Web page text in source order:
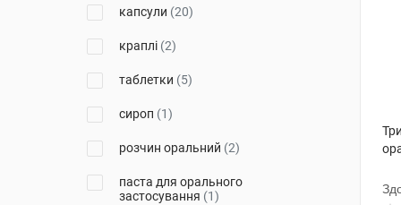
Органік Хелс
Біхелс (4)
Валартін Фарма
Актілайф Нутрішн ТОВ
Чарлі ПП(2)
Др. Густав Кляйн(1)
капсули (20)
краплі (2)
таблетки (5)
сироп (1)
розчин оральний (2)
паста для орального
застосування (1)